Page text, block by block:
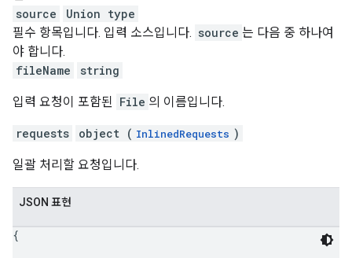
source
Union type
필수 항목입니다. 입력 소스입니다. source 는 다음 중 하나여
야 합니다.
fileName
string
입력 요청이 포함된 File 의 이름입니다.
requests object ( InlinedRequests )
일괄 처리할 요청입니다.
JSON 표현
{